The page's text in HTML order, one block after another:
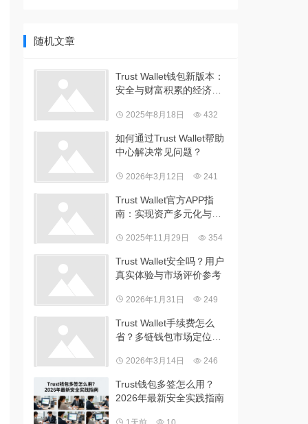
随机文章
Trust Wallet钱包新版本：
安全与财富积累的经济独
2025年8月18日 432
如何通过Trust Wallet帮助
中心解决常见问题？
2026年3月12日 241
Trust Wallet官方APP指
南：实现资产多元化与安
资组合
2025年11月29日 354
Trust Wallet安全吗？用户
真实体验与市场评价参考
2026年1月31日 249
Trust Wallet手续费怎么
省？多链钱包市场定位详
2026年3月14日 246
Trust钱包多签怎么用？
2026年最新安全实践指南